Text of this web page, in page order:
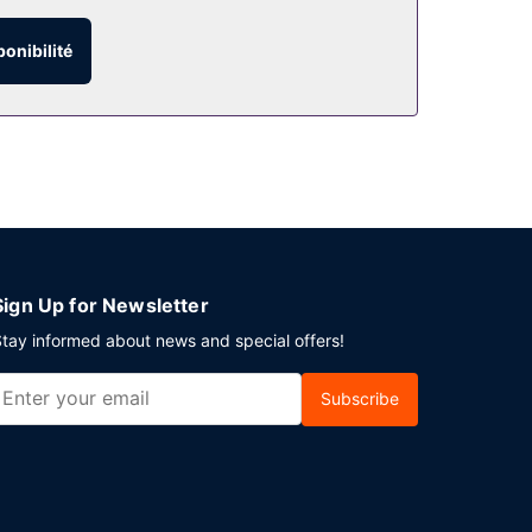
de détente. Parmi les équipements et
de garde d'enfants (en supplément).
de limousines/berlines. Si vous devez
et comprenant un centre de conférence
h/24) et un parking avec voiturier se trouve
Up for Newsletter
informed about news and special offers!
Subscribe